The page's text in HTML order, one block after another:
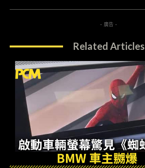
- 廣告 -
Related Articles